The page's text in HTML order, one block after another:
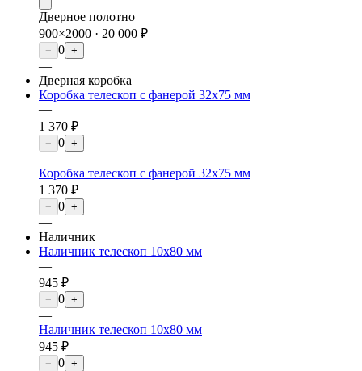
Дверное полотно
900×2000 · 20 000 ₽
− 0 +
—
Дверная коробка
Коробка телескоп с фанерой 32х75 мм
—
1 370 ₽
− 0 +
—
Коробка телескоп с фанерой 32х75 мм
1 370 ₽
− 0 +
—
Наличник
Наличник телескоп 10х80 мм
—
945 ₽
− 0 +
—
Наличник телескоп 10х80 мм
945 ₽
− 0 +